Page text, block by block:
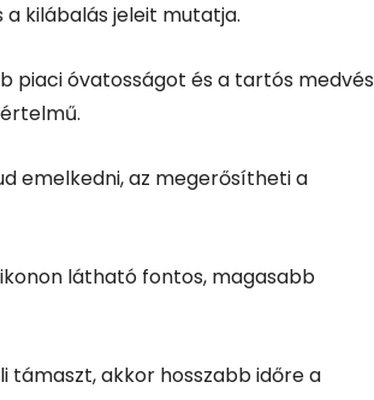
kilábalás jeleit mutatja.
piaci óvatosságot és a tartós medvés
emelkedni, az megerősítheti a
látható fontos, magasabb
támaszt, akkor hosszabb időre a